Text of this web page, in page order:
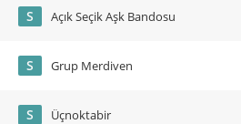
S Açık Seçik Aşk Bandosu
S Grup Merdiven
S Üçnoktabir